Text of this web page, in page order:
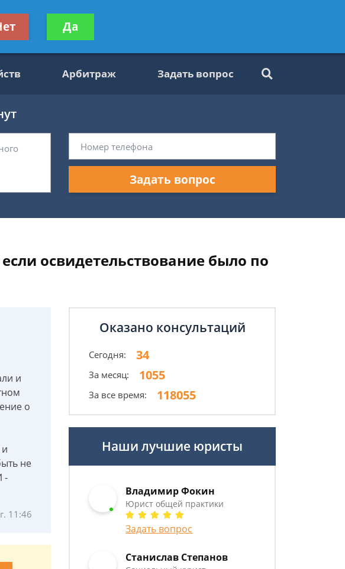
Получите консультацию
бесплатно
Арбитраж Задать вопрос
Задать вопрос
освидетельствование было по
и
о
не
-
11:46
Оказано консультаций
Сегодня: 34
За месяц: 1055
За все время: 118055
Наши лучшие юристы
Владимир Фокин
Юрист общей практики
Задать вопрос
Станислав Степанов
Да